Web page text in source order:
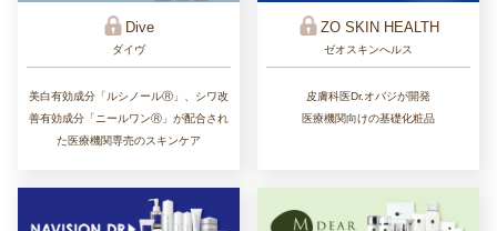
Dive
ダイヴ
美白有効成分「ルシノールⓇ」、シワ改
善有効成分「ニールワンⓇ」が配合され
た医療機関専売のスキンケア
ZO SKIN HEALTH
ゼオスキンへルス
皮膚科医Dr.オバジが開発
医療機関向けの基礎化粧品